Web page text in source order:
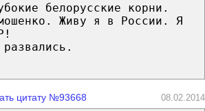
белорусские корни.
Живу я в России. Я
цитату №93668 08.02.2014